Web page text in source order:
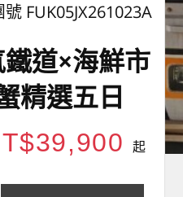
號 FUK05JX261023A
道×海鮮市
精選五日
起